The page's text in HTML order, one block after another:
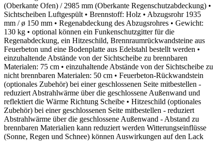
(Oberkante Ofen) / 2985 mm (Oberkante Regenschutzabdeckung) •
Sichtscheiben Luftgespült • Brennstoff: Holz • Abzugsrohr 1935
mm / ø 150 mm • Regenabdeckung des Abzugsrohres • Gewicht:
130 kg • optional können ein Funkenschutzgitter für die
Regenabdeckung, ein Hitzeschild, Brennraumrückwandsteine aus
Feuerbeton und eine Bodenplatte aus Edelstahl bestellt werden •
einzuhaltende Abstände von der Sichtscheibe zu brennbaren
Materialen: 75 cm • einzuhaltende Abstände von der Sichtscheibe zu
nicht brennbaren Materialen: 50 cm • Feuerbeton-Rückwandstein
(optionales Zubehör) bei einer geschlossenen Seite mitbestellen -
reduziert Abstrahlwärme über die geschlossene Außenwand und
reflektiert die Wärme Richtung Scheibe • Hitzeschild (optionales
Zubehör) bei einer geschlossenen Seite mitbestellen - reduziert
Abstrahlwärme über die geschlossene Außenwand - Abstand zu
brennbaren Materialien kann reduziert werden Witterungseinflüsse
(Sonne, Regen und Schnee) können Auswirkungen auf den Lack